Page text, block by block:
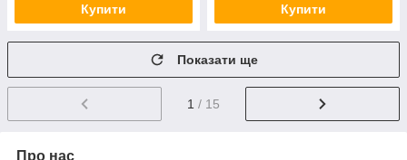
Купити Купити
Показати ще
1 / 15
Про нас